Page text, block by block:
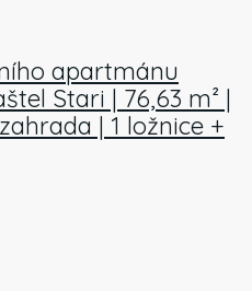
apartmánu
Stari | 76,63 m² |
| 1 ložnice +